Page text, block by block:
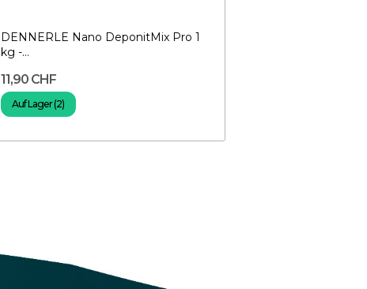
DENNERLE Nano DeponitMix Pro 1
kg -...
11,90 CHF
Auf Lager (2)